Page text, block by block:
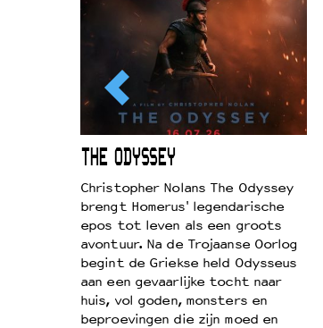
THE ODYSSEY
Christopher Nolans The Odyssey
brengt Homerus' legendarische
epos tot leven als een groots
avontuur. Na de Trojaanse Oorlog
begint de Griekse held Odysseus
aan een gevaarlijke tocht naar
huis, vol goden, monsters en
beproevingen die zijn moed en